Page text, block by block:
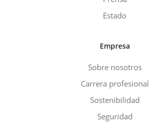
Estado
Empresa
Sobre nosotros
Carrera profesional
Sostenibilidad
Seguridad